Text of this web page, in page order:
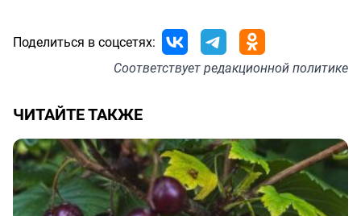
Поделиться в соцсетях:
Соответствуетредакционной политике
ЧИТАЙТЕ ТАКЖЕ